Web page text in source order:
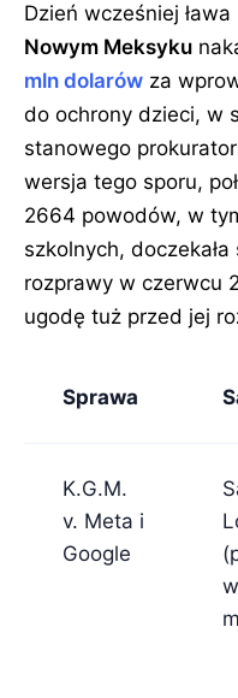
Dzień wcześniej ława
Nowym Meksyku
mln dolarów za
do ochrony dzieci, w
stanowego
wersja tego sporu,
2664 powodów, w
szkolnych,
rozprawy w czerwcu
ugodę tuż przed jej
Sprawa
K.G.M.
v. Meta i
Google